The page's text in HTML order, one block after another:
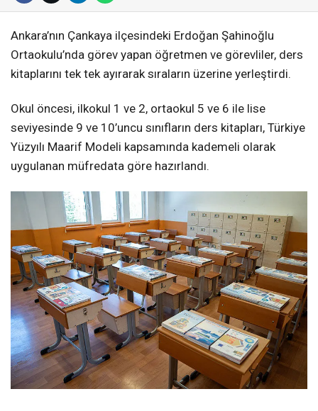
Ankara’nın Çankaya ilçesindeki Erdoğan Şahinoğlu
Ortaokulu’nda görev yapan öğretmen ve görevliler, ders
kitaplarını tek tek ayırarak sıraların üzerine yerleştirdi.
Okul öncesi, ilkokul 1 ve 2, ortaokul 5 ve 6 ile lise
seviyesinde 9 ve 10’uncu sınıfların ders kitapları, Türkiye
Yüzyılı Maarif Modeli kapsamında kademeli olarak
uygulanan müfredata göre hazırlandı.